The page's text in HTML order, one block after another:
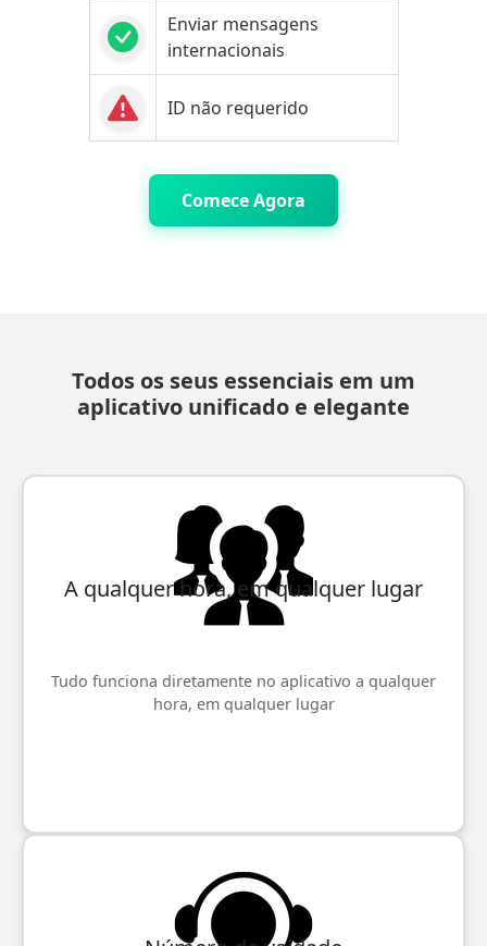
Enviar mensagens
internacionais
ID não requerido
Comece Agora
Todos os seus essenciais em um
aplicativo unificado e elegante
A qualquer hora, em qualquer lugar
Tudo funciona diretamente no aplicativo a qualquer
hora, em qualquer lugar